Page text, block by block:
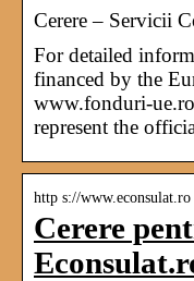
Cerere – Servicii
For detailed
financed by the
www.fonduri-
represent the
http s://www.econsulat.ro
Cerere